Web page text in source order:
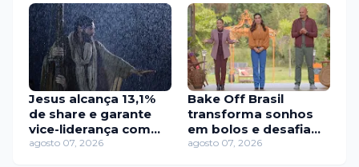
Jesus alcança 13,1%
de share e garante
vice-liderança com
folga em São Paulo
agosto 07, 2026
Bake Off Brasil
transforma sonhos
em bolos e desafia
confeiteiros com
agosto 07, 2026